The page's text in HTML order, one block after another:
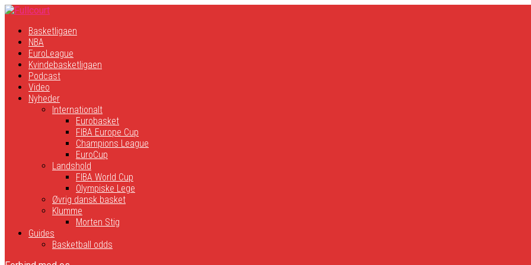
Basketligaen
NBA
EuroLeague
Kvindebasketligaen
Podcast
Video
Nyheder
Internationalt
Eurobasket
FIBA Europe Cup
Champions League
EuroCup
Landshold
FIBA World Cup
Olympiske Lege
Øvrig dansk basket
Klumme
Morten Stig
Guides
Basketball odds